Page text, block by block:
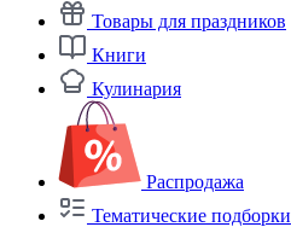
Товары для праздников
Книги
Кулинария
Распродажа
Тематические подборки